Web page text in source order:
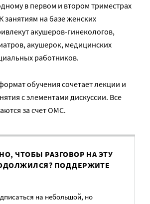
в первом и втором триместрах
занятиям на базе женских
акушеров-гинекологов,
акушерок, медицинских
работников.
обучения сочетает лекции и
с элементами дискуссии. Все
за счет ОМС.
ЧТОБЫ РАЗГОВОР НА ЭТУ
ПОДДЕРЖИТЕ
на небольшой, но